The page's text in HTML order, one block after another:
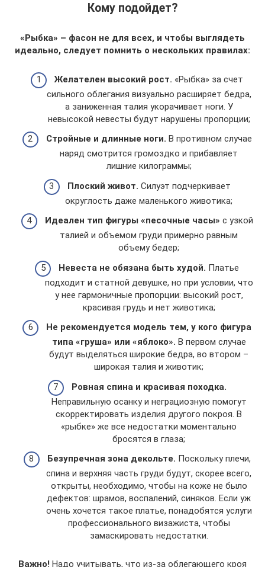
Кому подойдет?
«Рыбка» – фасон не для всех, и чтобы выглядеть
идеально, следует помнить о нескольких правилах:
Желателен высокий рост. «Рыбка» за счет
сильного облегания визуально расширяет бедра,
а заниженная талия укорачивает ноги. У
невысокой невесты будут нарушены пропорции;
Стройные и длинные ноги. В противном случае
наряд смотрится громоздко и прибавляет
лишние килограммы;
Плоский живот. Силуэт подчеркивает
округлость даже маленького животика;
Идеален тип фигуры «песочные часы» с узкой
талией и объемом груди примерно равным
объему бедер;
Невеста не обязана быть худой. Платье
подходит и статной девушке, но при условии, что
у нее гармоничные пропорции: высокий рост,
красивая грудь и нет животика;
Не рекомендуется модель тем, у кого фигура
типа «груша» или «яблоко». В первом случае
будут выделяться широкие бедра, во втором –
широкая талия и животик;
Ровная спина и красивая походка.
Неправильную осанку и неграциозную помогут
скорректировать изделия другого покроя. В
«рыбке» же все недостатки моментально
бросятся в глаза;
Безупречная зона декольте. Поскольку плечи,
спина и верхняя часть груди будут, скорее всего,
открыты, необходимо, чтобы на коже не было
дефектов: шрамов, воспалений, синяков. Если уж
очень хочется такое платье, понадобятся услуги
профессионального визажиста, чтобы
замаскировать недостатки.
Важно! Надо учитывать, что из-за облегающего кроя